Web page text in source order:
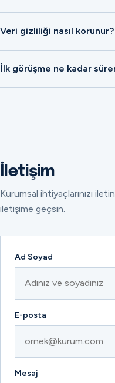
Veri gizliliği nasıl korunur?
İlk görüşme ne kadar
İletişim
Kurumsal ihtiyaçlarınızı
iletişime geçsin.
Ad Soyad
E-posta
Mesaj